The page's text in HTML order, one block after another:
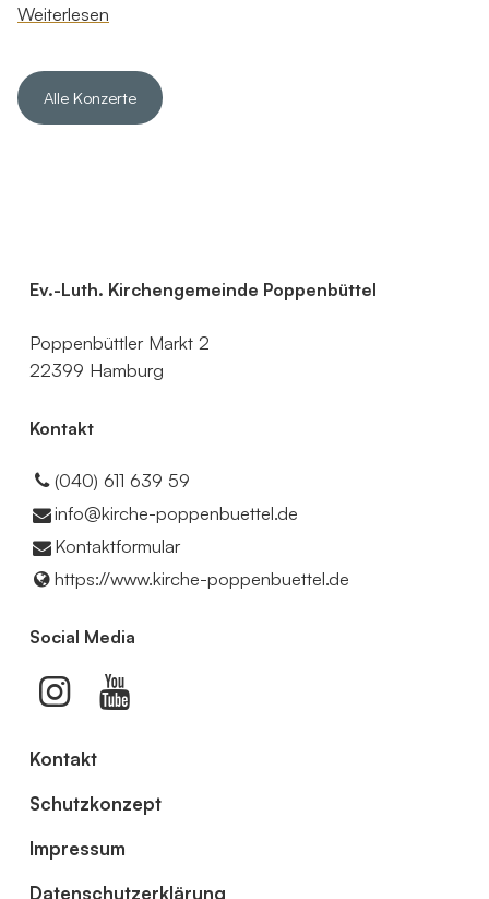
Weiterlesen
Alle Konzerte
Ev.-Luth. Kirchengemeinde Poppenbüttel
Poppenbüttler Markt 2
22399 Hamburg
Kontakt
(040) 611 639 59
info@​kirche-poppenbuettel.​de
Kontaktformular
https://www.​kirche-poppenbuettel.​de
Social Media
Kontakt
Schutzkonzept
Impressum
Datenschutzerklärung